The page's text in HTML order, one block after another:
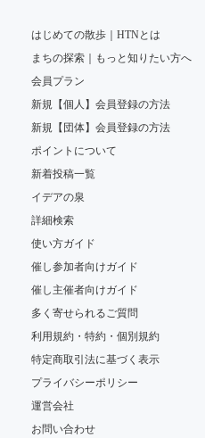
・2017年度川崎市文化賞（小倉美惠子）
はじめての散歩｜HTNとは
まちの探索｜もっと知りたい方へ
会員プラン
新規【個人】会員登録の方法
新規【団体】会員登録の方法
ポイントについて
新着投稿一覧
イデアの泉
詳細検索
使い方ガイド
催し参加者向けガイド
催し主催者向けガイド
多く寄せられるご質問
利用規約・特約・個別規約
特定商取引法に基づく表示
プライバシーポリシー
運営会社
お問い合わせ